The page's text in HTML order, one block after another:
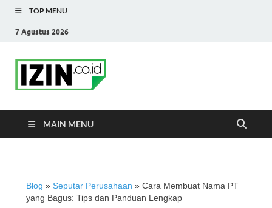
TOP MENU
7 Agustus 2026
MAIN MENU
Blog » Seputar Perusahaan » Cara Membuat Nama PT
yang Bagus: Tips dan Panduan Lengkap